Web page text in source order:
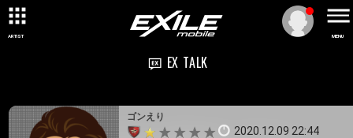
ARTIST MENU
EX TALK
ゴンえり
2020.12.09 22:44